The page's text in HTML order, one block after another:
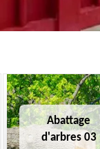
Abattage
d'arbres 03